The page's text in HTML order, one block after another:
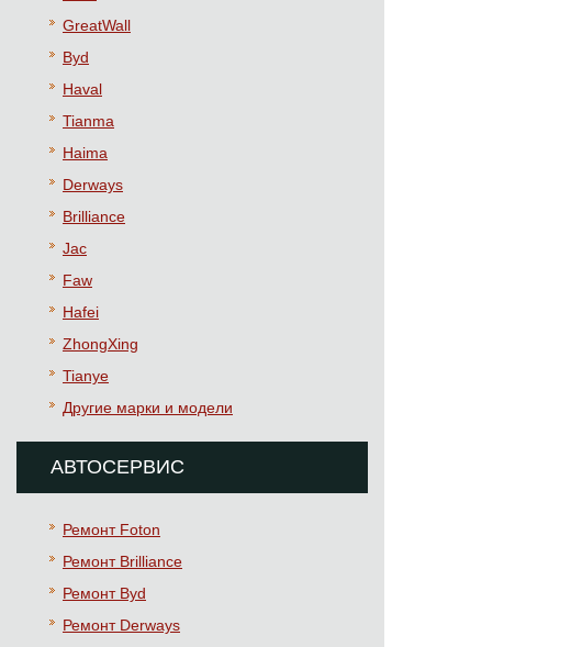
GreatWall
Byd
Haval
Tianma
Haima
Derways
Brilliance
Jac
Faw
Hafei
ZhongXing
Tianye
Другие марки и модели
АВТОСЕРВИС
Ремонт Foton
Ремонт Brilliance
Ремонт Byd
Ремонт Derways